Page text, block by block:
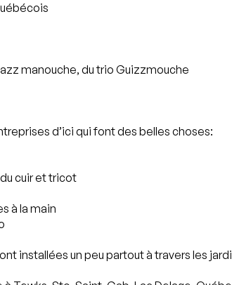
manouche, du trio Guizzmouche
d’ici qui font des belles choses:
cuir et tricot
à la main
installées un peu partout à travers les